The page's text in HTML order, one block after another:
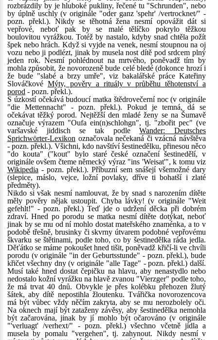
rozbrázdily by je hluboké pukliny, řečené tu "Schrunden", nebo
by úplně uschly (v originále "oder ganz 'spehr' /vertrocknet/" -
pozn. překl.). Nikdy se těhotná žena nesmí opovážit dát si
vepřové, neboť pak by se malé tělíčko pokrylo těžkou
boulovitou vyrážkou. Totéž by nastalo, kdyby snad chtěla požít
špek nebo hrách. Když si vyjde na venek, nesmí stoupnou na oj
vozu nebo ji podlézt, jinak by musela nost dítě pod srdcem plný
jeden rok. Nesmí pohlédnout na mrtvého, poněvadž tím by
mohla způsobit, že novorozeně bude celé bledé (dokonce hrozí i
že bude "slabé a brzy umře", viz bakalářské práce Kateřiny
Slováčkové Mýty, pověry a rituály v průběhu těhotenství a
porod - pozn. překl.).
S úzkostí očekává budoucí matka štědrovečerní noc (v originále
"die Mettennacht" - pozn. překl.). Pokud je temná, dá se
očekávat těžký porod. Nejtěžší den mladé ženy se na Šumavě
označuje výrazem "Oufa ein(n)schlohgn", tj. "zbořit pec" (ve
varšavské jiddisch se tak podleWander: Deutsches
Sprichwörter-Lexikon označovala nečekaná či vzácná návštěva
- pozn. překl.). Všichni, kdo navštíví šestinedělku, přinesou něco
"do kouta" ("kout" bylo staré české označení šestinedělí, v
originále ovšem čteme německý výraz "ins 'Weisat'", k tomu viz
Wikipedia - pozn. překl.). Příbuzní sem snášejí všemožné dary
(slepice, máslo, vejce, ložní povlaky, dříve ti bohatší i zlaté
předměty).
Nikdo si však nesmí namlouvat, že by snad s narozením dítěte
měly pověry nějak ustoupit. Chyba lávky! (v originále "Weit
gefehlt!" - pozn. překl.) Teď jde o udržení děcka při dobrém
zdraví. Hned po porodu se matka nesmí dítěte dotýkat, neboť
jinak by se mu od ní mohlo dostat mateřského znaménka, a to v
podobě třešně, brusinky či skvrny útvarem podobné vepřovému
škvarku se štětinami, podle toho, co by šestinedělka ráda jedla.
Děťátko se máme pokoušet hned tišit, poněvadž křičí-li ve chvíli
porodu (v originále "in der Geburtsstunde" - pozn. překl.), bude
křičet všechny dny (v originále "alle Tage" - pozn. překl.) další.
Musí také hned dostat čepičku na hlavu, aby nenastydlo nebo
nedostalo kožní vyrážku na hlavě zvanou "Vierzger" podle toho,
že má trvat 40 dnů. Obvykle je přes kolébku přehozen žlutý
šátek, aby dítě nepostihla žloutenku. Tvářička novorozencova
má být vůbec vždy něčím zakryta, aby se mu nerozbolely oči.
Na oknech mají být zataženy závěsy, aby šestinedělka nemohla
být začarována, jinak by jí mohlo být očarováno (v originále
"'verluagt' /verhext/" - pozn. překl.) všechno včetně jídla a
musela by pomalu "vergehen", tj. zahynout. Nikdy nesmí v